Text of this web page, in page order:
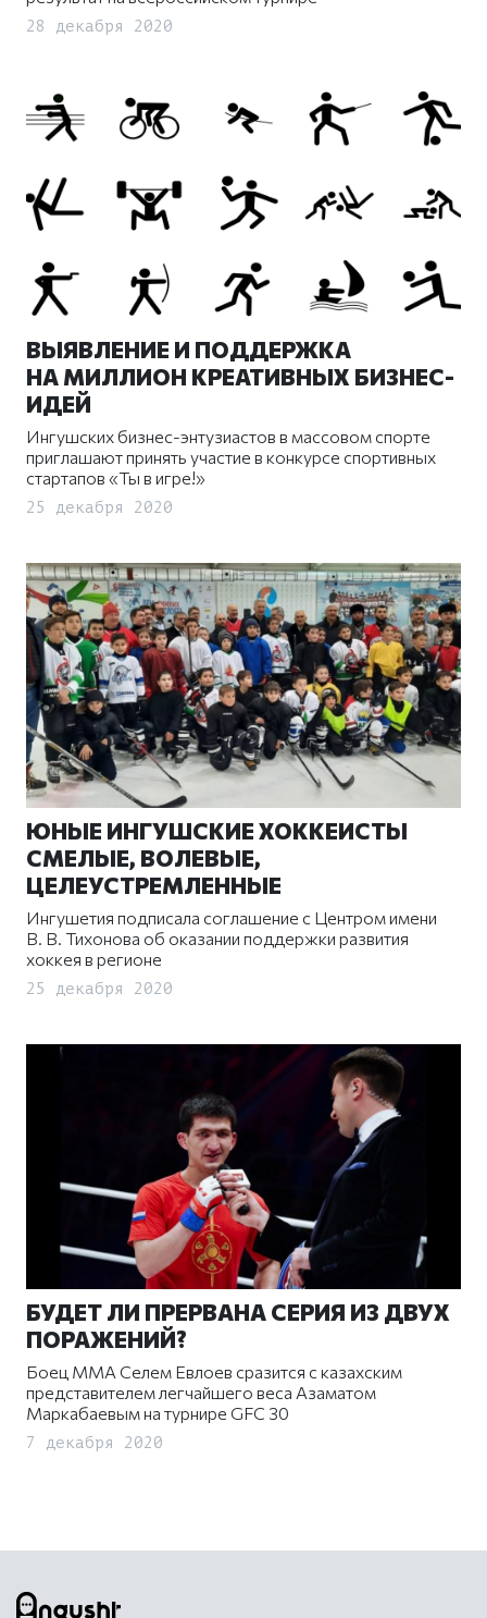
28 декабря 2020
ВЫЯВЛЕНИЕ И ПОДДЕРЖКА
НА МИЛЛИОН КРЕАТИВНЫХ БИЗНЕС-
ИДЕЙ
Ингушских бизнес-энтузиастов в массовом спорте
приглашают принять участие в конкурсе спортивных
стартапов «Ты в игре!»
25 декабря 2020
ЮНЫЕ ИНГУШСКИЕ ХОККЕИСТЫ
СМЕЛЫЕ, ВОЛЕВЫЕ,
ЦЕЛЕУСТРЕМЛЕННЫЕ
Ингушетия подписала соглашение с Центром имени
В. В. Тихонова об оказании поддержки развития
хоккея в регионе
25 декабря 2020
БУДЕТ ЛИ ПРЕРВАНА СЕРИЯ ИЗ ДВУХ
ПОРАЖЕНИЙ?
Боец ММА Селем Евлоев сразится с казахским
представителем легчайшего веса Азаматом
Маркабаевым на турнире GFC 30
7 декабря 2020